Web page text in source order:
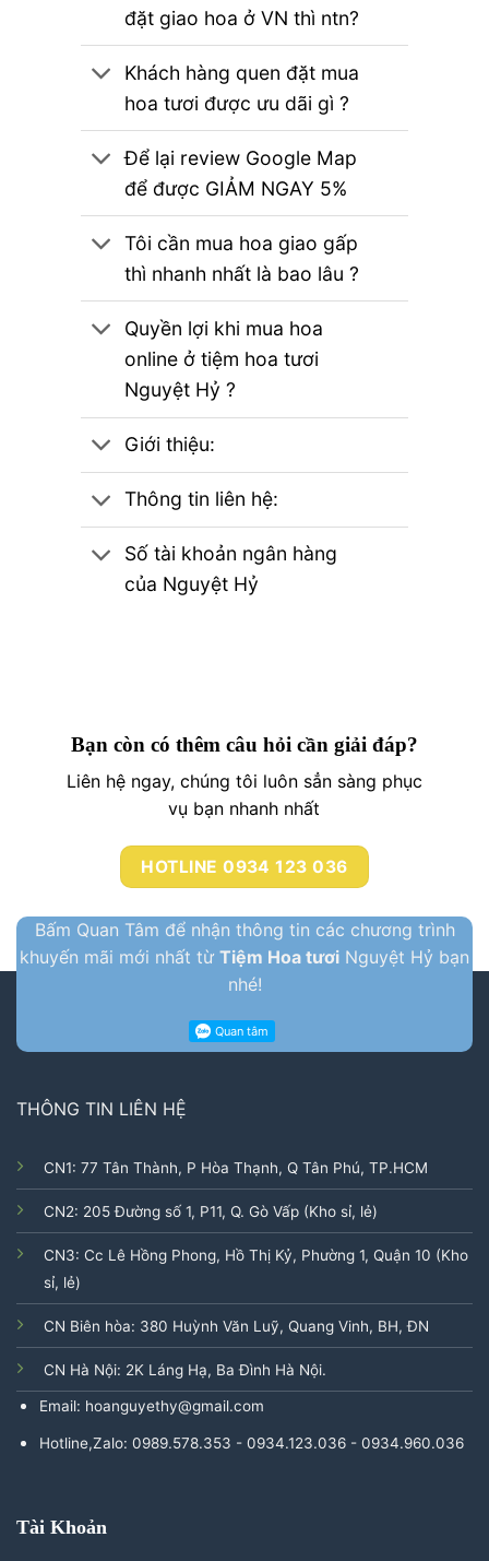
đặt giao hoa ở VN thì ntn?
Khách hàng quen đặt mua
hoa tươi được ưu dãi gì ?
Để lại review Google Map
để được GIẢM NGAY 5%
Tôi cần mua hoa giao gấp
thì nhanh nhất là bao lâu ?
Quyền lợi khi mua hoa
online ở tiệm hoa tươi
Nguyệt Hỷ ?
Giới thiệu:
Thông tin liên hệ:
Số tài khoản ngân hàng
của Nguyệt Hỷ
Bạn còn có thêm câu hỏi cần giải đáp?
Liên hệ ngay, chúng tôi luôn sẳn sàng phục
vụ bạn nhanh nhất
HOTLINE 0934 123 036
Bấm Quan Tâm để nhận thông tin các chương trình
khuyến mãi mới nhất từ Tiệm Hoa tươi Nguyệt Hỷ bạn
nhé!
THÔNG TIN LIÊN HỆ
CN1: 77 Tân Thành, P Hòa Thạnh, Q Tân Phú, TP.HCM
CN2: 205 Đường số 1, P11, Q. Gò Vấp (Kho sỉ, lẻ)
CN3: Cc Lê Hồng Phong, Hồ Thị Kỷ, Phường 1, Quận 10 (Kho
sỉ, lẻ)
CN Biên hòa: 380 Huỳnh Văn Luỹ, Quang Vinh, BH, ĐN
CN Hà Nội: 2K Láng Hạ, Ba Đình Hà Nội.
Email: hoanguyethy@gmail.com
Hotline,Zalo: 0989.578.353 - 0934.123.036 - 0934.960.036
Tài Khoản